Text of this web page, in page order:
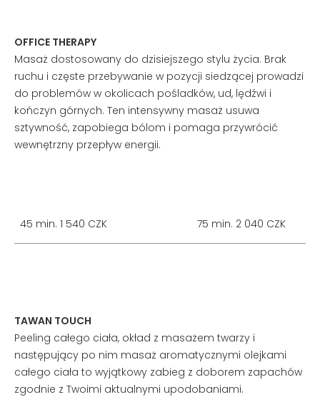
OFFICE THERAPY
Masaż dostosowany do dzisiejszego stylu życia. Brak
ruchu i częste przebywanie w pozycji siedzącej prowadzi
do problemów w okolicach pośladków, ud, lędźwi i
kończyn górnych. Ten intensywny masaż usuwa
sztywność, zapobiega bólom i pomaga przywrócić
wewnętrzny przepływ energii.
45 min. 1 540 CZK 75 min. 2 040 CZK
TAWAN TOUCH
Peeling całego ciała, okład z masażem twarzy i
następujący po nim masaż aromatycznymi olejkami
całego ciała to wyjątkowy zabieg z doborem zapachów
zgodnie z Twoimi aktualnymi upodobaniami.